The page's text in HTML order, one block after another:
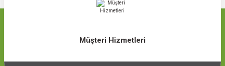
Müşteri Hizmetleri